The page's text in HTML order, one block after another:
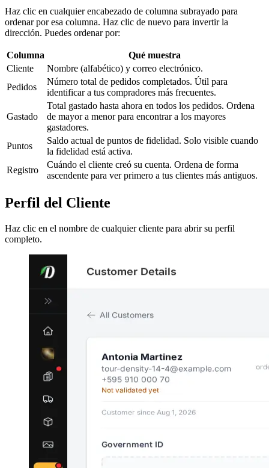
Haz clic en cualquier encabezado de columna subrayado para
ordenar por esa columna. Haz clic de nuevo para invertir la
dirección. Puedes ordenar por:
Columna
Qué muestra
Cliente
Nombre (alfabético) y correo electrónico.
Pedidos
Número total de pedidos completados. Útil para
identificar a tus compradores más frecuentes.
Gastado
Total gastado hasta ahora en todos los pedidos. Ordena
de mayor a menor para encontrar a los mayores
gastadores.
Puntos
Saldo actual de puntos de fidelidad. Solo visible cuando
la fidelidad está activa.
Registro
Cuándo el cliente creó su cuenta. Ordena de forma
ascendente para ver primero a tus clientes más antiguos.
Perfil del Cliente
Haz clic en el nombre de cualquier cliente para abrir su perfil
completo.